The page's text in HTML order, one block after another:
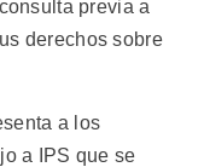
previa a
derechos sobre
a los
a IPS que se